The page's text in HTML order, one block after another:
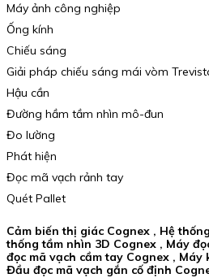
Máy ảnh công nghiệp
Ống kính
Chiếu sáng
Giải pháp chiếu sáng mái vòm
Hậu cần
Đường hầm tầm nhìn mô-đun
Đo lường
Phát hiện
Đọc mã vạch rảnh tay
Quét Pallet
Cảm biến thị giác Cognex , Hệ
thống tầm nhìn 3D Cognex , Máy
đọc mã vạch cầm tay Cognex , Máy
Đầu đọc mã vạch gắn cố định